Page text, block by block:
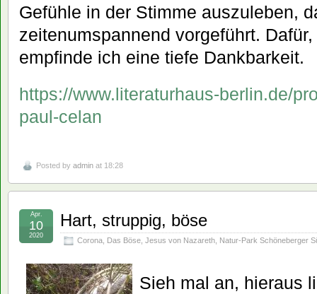
Gefühle in der Stimme auszuleben,
zeitenumspannend vorgeführt.
empfinde ich eine tiefe Dankbarkeit.
https://www.literaturhaus-berlin.de/
paul-celan
Posted by admin at 18:28
Hart, struppig, böse
Corona Das Böse Jesus von Nazareth Natur-Park Schöneberger
Apr.
10
2020
Sieh mal an, hieraus